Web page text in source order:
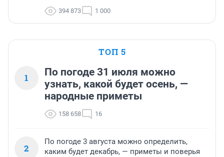
394 873 1 000
ТОП 5
1
По погоде 31 июля можно
узнать, какой будет осень, —
народные приметы
158 658 16
2
По погоде 3 августа можно определить,
каким будет декабрь, — приметы и поверья